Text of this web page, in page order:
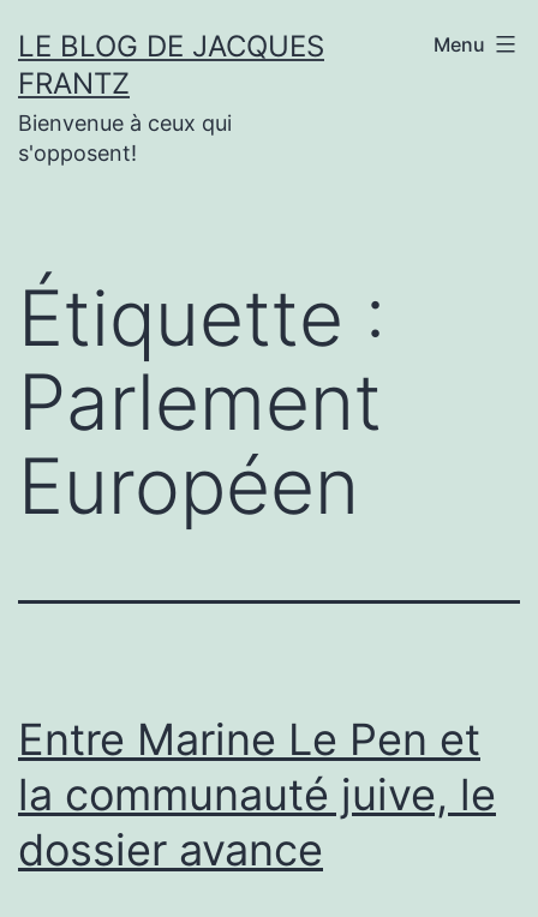
au
contenu
LE BLOG DE JACQUES
FRANTZ
Bienvenue à ceux qui
s'opposent!
Menu
Étiquette :
Parlement
Européen
Entre Marine Le Pen et
la communauté juive, le
dossier avance